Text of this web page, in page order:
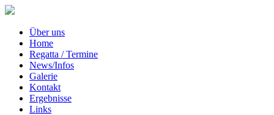
Über uns
Home
Regatta / Termine
News/Infos
Galerie
Kontakt
Ergebnisse
Links